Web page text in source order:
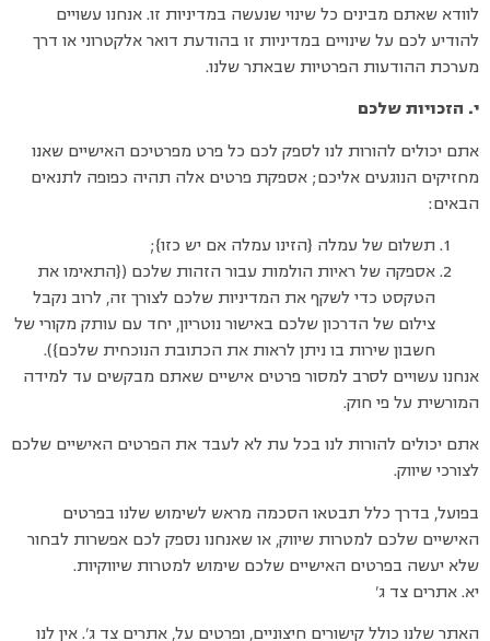
לוודא שאתם מבינים כל שינוי שנעשה במדיניות זו. אנחנו עשויים
להודיע לכם על שינויים במדיניות זו בהודעת דואר אלקטרוני או דרך
מערכת ההודעות הפרטיות שבאתר שלנו.
י. הזכויות שלכם
אתם יכולים להורות לנו לספק לכם כל פרט מפרטיכם האישיים שאנו
מחזיקים הנוגעים אליכם; אספקת פרטים אלה תהיה כפופה לתנאים
הבאים:
תשלום של עמלה {הזינו עמלה אם יש כזו};
אספקה של ראיות הולמות עבור הזהות שלכם ({התאימו את
הטקסט כדי לשקף את המדיניות שלכם לצורך זה, לרוב נקבל
צילום של הדרכון שלכם באישור נוטריון, יחד עם עותק מקורי של
חשבון שירות בו ניתן לראות את הכתובת הנוכחית שלכם}).
אנחנו עשויים לסרב למסור פרטים אישיים שאתם מבקשים עד למידה
המורשית על פי חוק.
אתם יכולים להורות לנו בכל עת לא לעבד את הפרטים האישיים שלכם
לצורכי שיווק.
בפועל, בדרך כלל תבטאו הסכמה מראש לשימוש שלנו בפרטים
האישיים שלכם למטרות שיווק, או שאנחנו נספק לכם אפשרות לבחור
שלא יעשה בפרטים האישיים שלכם שימוש למטרות שיווקיות.
יא. אתרים צד ג’
האתר שלנו כולל קישורים חיצוניים, ופרטים על, אתרים צד ג’. אין לנו